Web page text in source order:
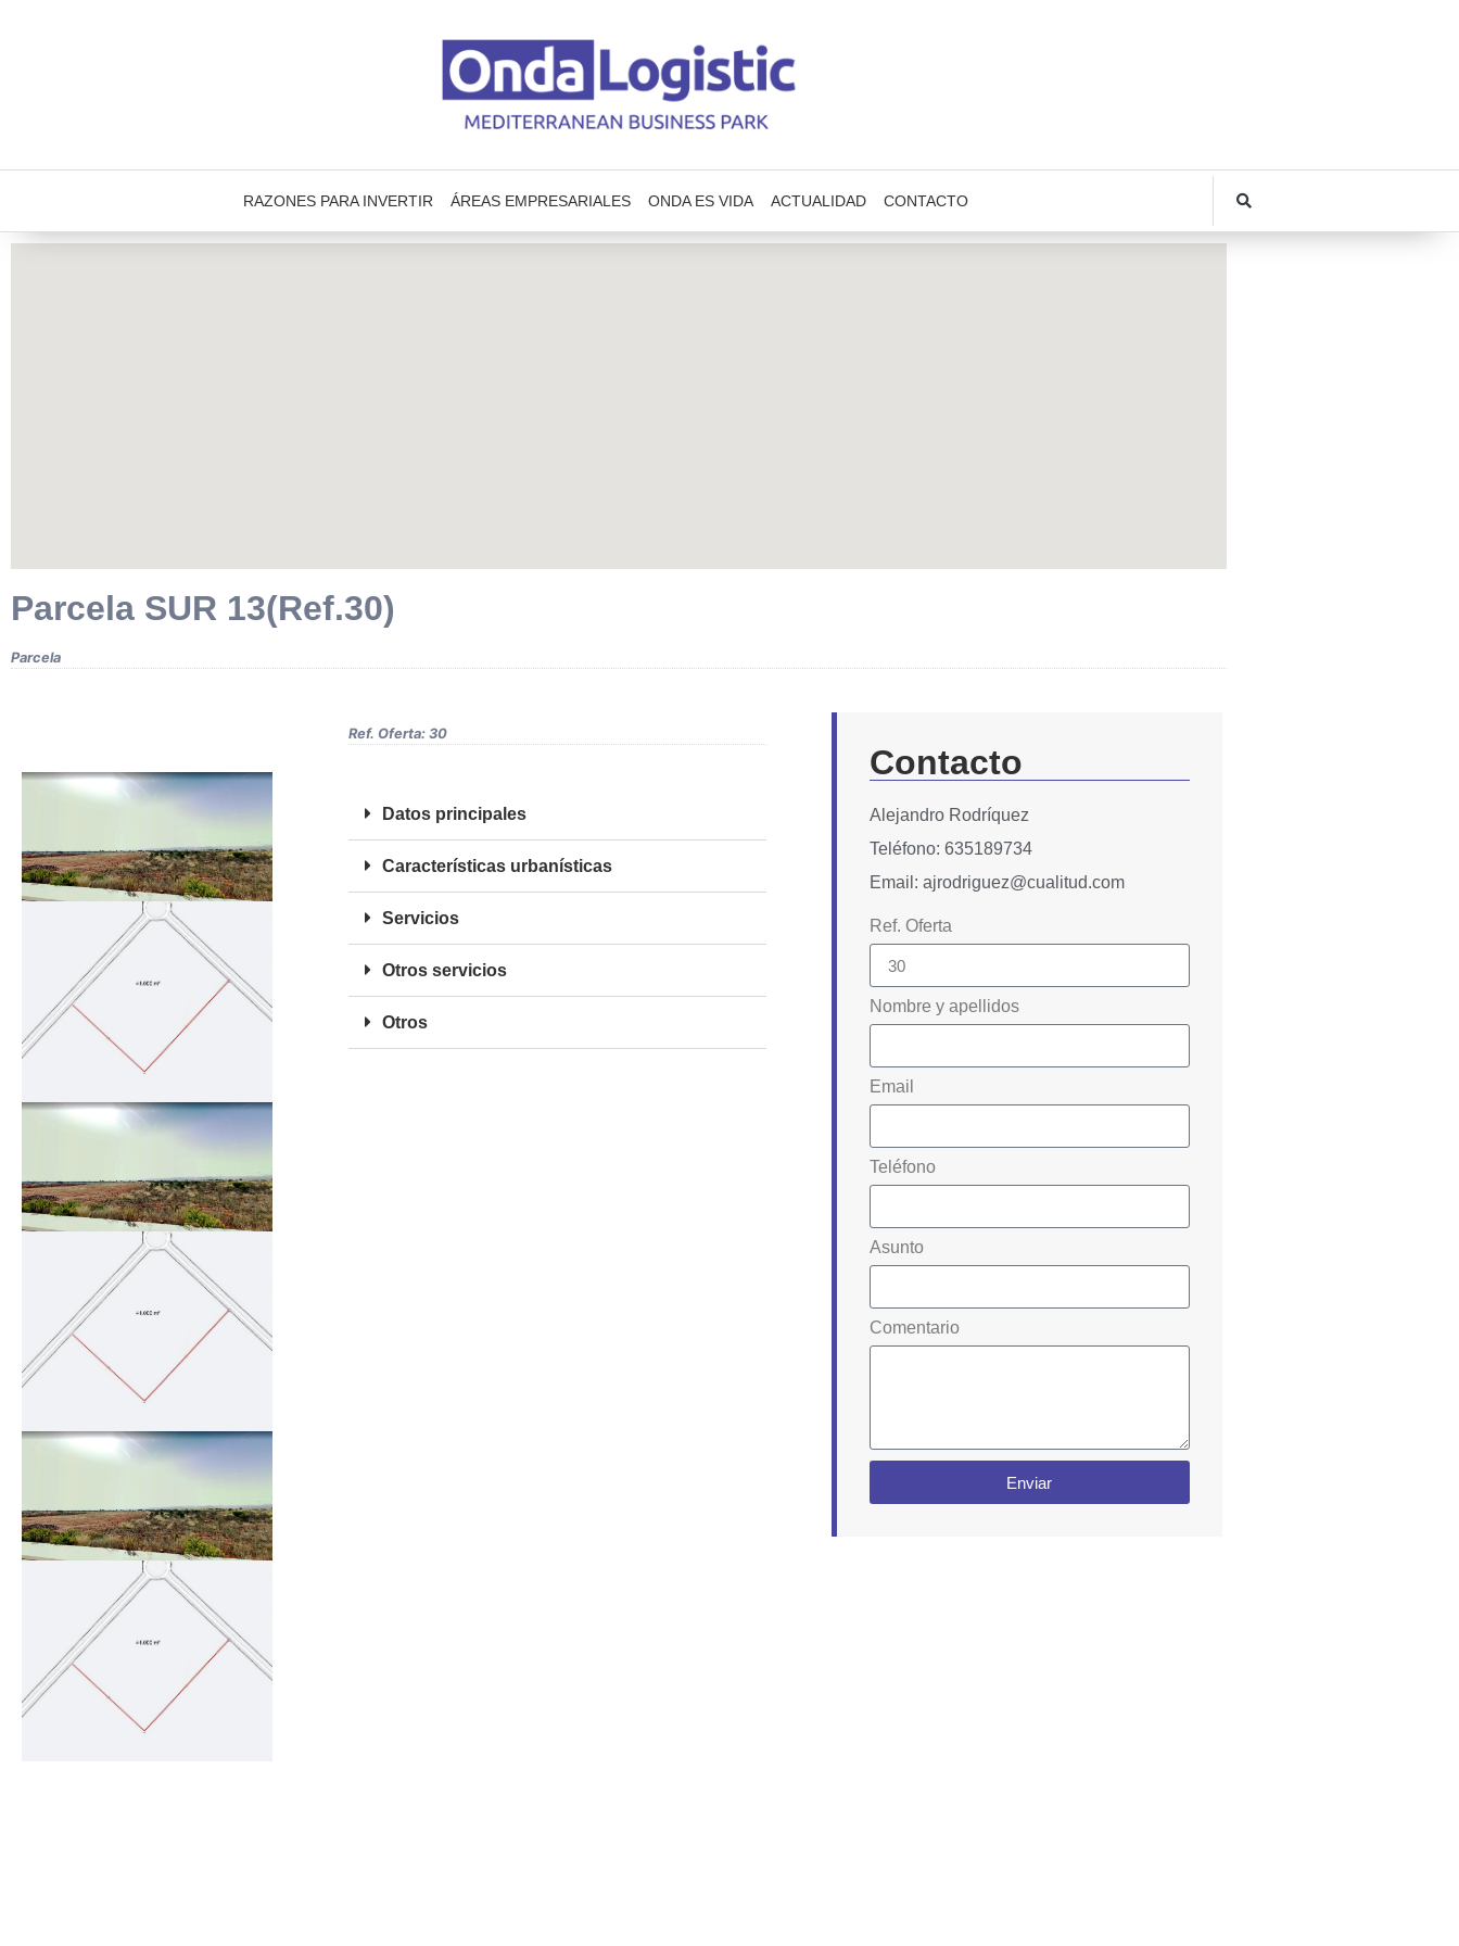
RAZONES PARA INVERTIR ÁREAS EMPRESARIALES ONDA ES VIDA ACTUALIDAD CONTACTO
Parcela SUR 13(Ref.30)
Parcela
Ref. Oferta: 30
Datos principales
Características urbanísticas
Servicios
Otros servicios
Otros
Contacto
Alejandro Rodríquez
Teléfono: 635189734
Email: ajrodriguez@cualitud.com
Ref. Oferta
Nombre y apellidos
Email
Teléfono
Asunto
Comentario
Enviar